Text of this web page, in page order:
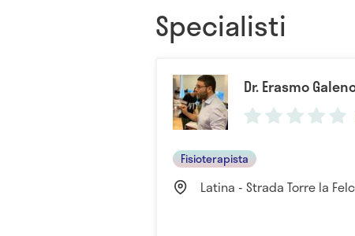
Specialisti
Dr. Erasmo
Fisioterapista
Latina - Strada Torre la